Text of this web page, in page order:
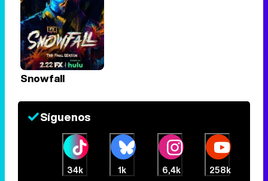
Snowfall
Síguenos
34k 1k 6,4k 258k